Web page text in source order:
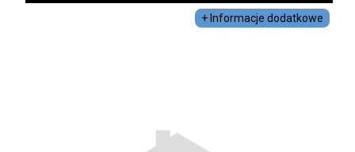
+ Informacje dodatkowe